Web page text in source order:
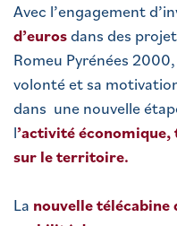
Avec l’engagement
d’eurosdans des
Romeu Pyrénées
volonté et sa
dans une nouvelle
l’activité
sur le territoire.
La nouvelle télécabine